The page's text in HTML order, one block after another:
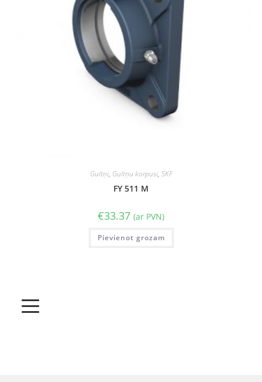
Gultņi, Gultņu korpusi, SKF
FY 511 M
€33.37 (ar PVN)
Pievienot grozam